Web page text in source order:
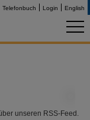
Telefonbuch Login English
unseren RSS-Feed.